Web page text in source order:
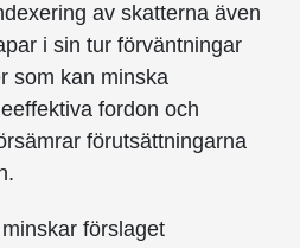
av skatterna även
i sin tur förväntningar
som kan minska
fordon och
förutsättningarna
förslaget